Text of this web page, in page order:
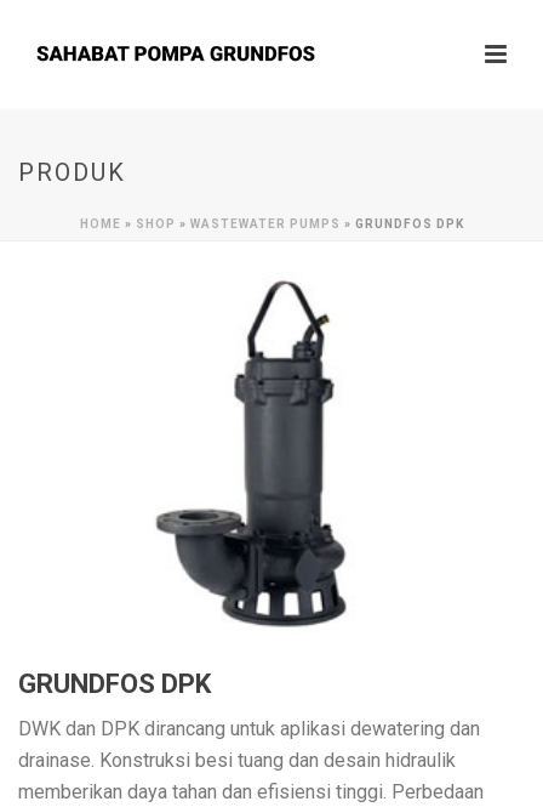
PRODUK
HOME » SHOP » WASTEWATER PUMPS » GRUNDFOS DPK
GRUNDFOS DPK
DWK dan DPK dirancang untuk aplikasi dewatering dan
drainase. Konstruksi besi tuang dan desain hidraulik
memberikan daya tahan dan efisiensi tinggi. Perbedaan